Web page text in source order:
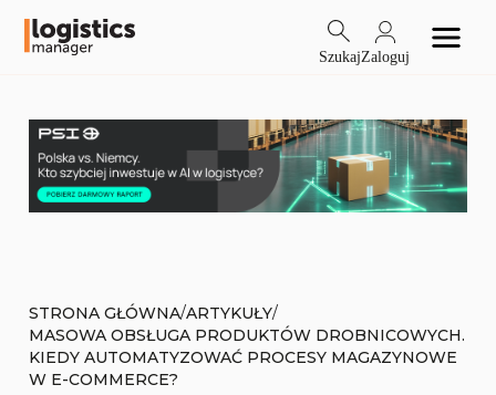
SzukajZaloguj
STRONA GŁÓWNA/ARTYKUŁY/
MASOWA OBSŁUGA PRODUKTÓW DROBNICOWYCH.
KIEDY AUTOMATYZOWAĆ PROCESY MAGAZYNOWE
W E-COMMERCE?